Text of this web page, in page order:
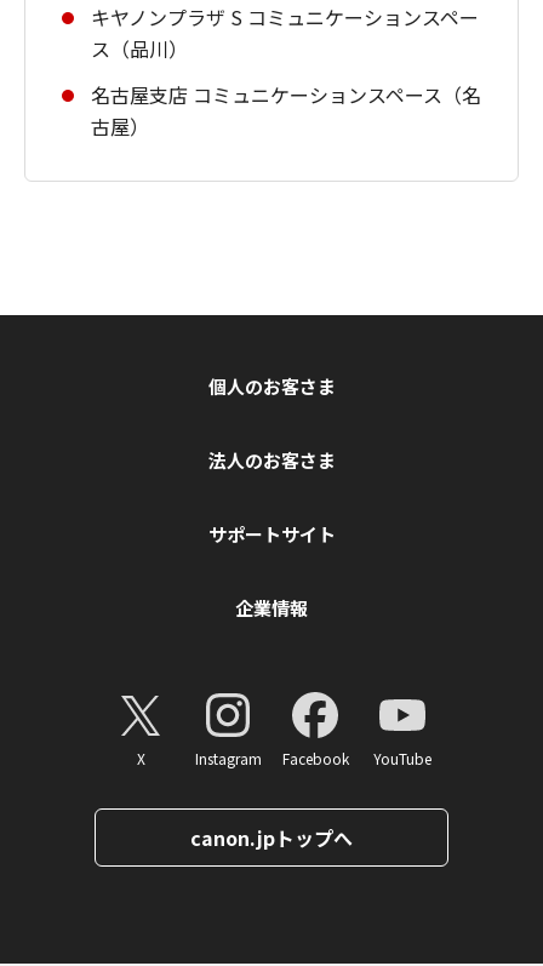
キヤノンプラザ S コミュニケーションスペー
ス（品川）
名古屋支店 コミュニケーションスペース（名
古屋）
個人のお客さま
法人のお客さま
サポートサイト
企業情報
X Instagram Facebook YouTube
canon.jpトップへ